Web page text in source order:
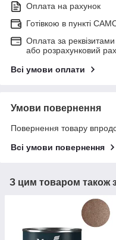
Оплата на рахунок
Готівкою в пункті
Оплата за
або розрахунковий
Всі умови оплати
Умови повернення
Повернення товару
Всі умови повернення
З цим товаром також